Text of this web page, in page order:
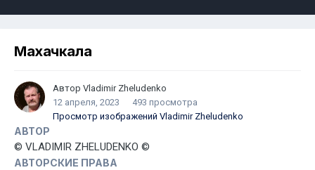
Махачкала
Автор Vladimir Zheludenko
12 апреля, 2023
493 просмотра
Просмотр изображений Vladimir Zheludenko
АВТОР
© VLADIMIR ZHELUDENKO ©
АВТОРСКИЕ ПРАВА